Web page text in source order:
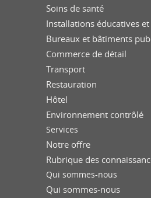
Soins de santé
Installations éducatives
Bureaux et bâtiments
Commerce de détail
Transport
Restauration
Hôtel
Environnement contrôlé
Services
Notre offre
Rubrique des
Qui sommes-nous
Qui sommes-nous